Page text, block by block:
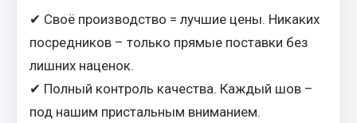
Показать ещё
Весь раздел
✔ Своё производство = лучшие цены. Никаких
посредников – только прямые поставки без
лишних наценок.
✔ Полный контроль качества. Каждый шов –
под нашим пристальным вниманием.